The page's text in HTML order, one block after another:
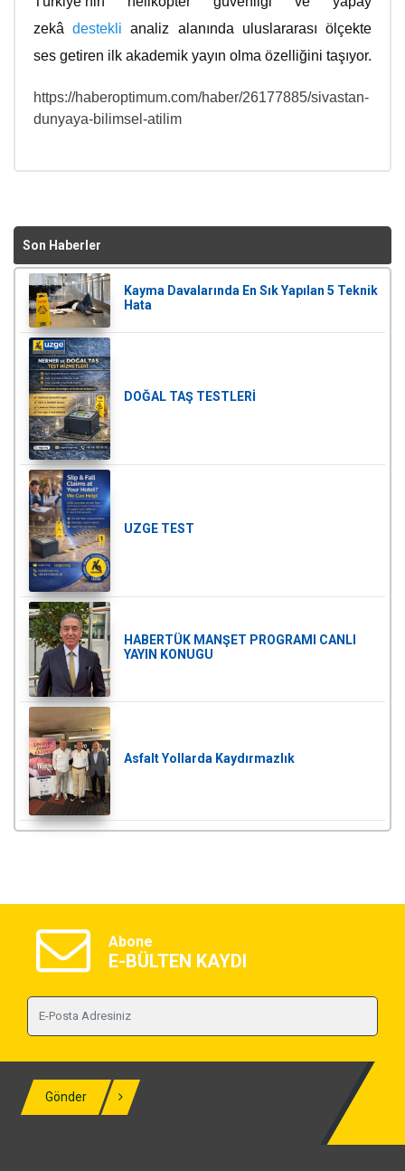
zekâdestekli analiz alanında uluslararası ölçekte
ses getiren ilk akademik yayın olma özelliğini taşıyor.
https://haberoptimum.com/haber/26177885/sivastan-
dunyaya-bilimsel-atilim
Son Haberler
Kayma Davalarında En Sık Yapılan 5 Teknik
Hata
DOĞAL TAŞ TESTLERİ
UZGE TEST
HABERTÜK MANŞET PROGRAMI CANLI
YAYIN KONUGU
Asfalt Yollarda Kaydırmazlık
Abone
E-BÜLTEN KAYDI
Gönder